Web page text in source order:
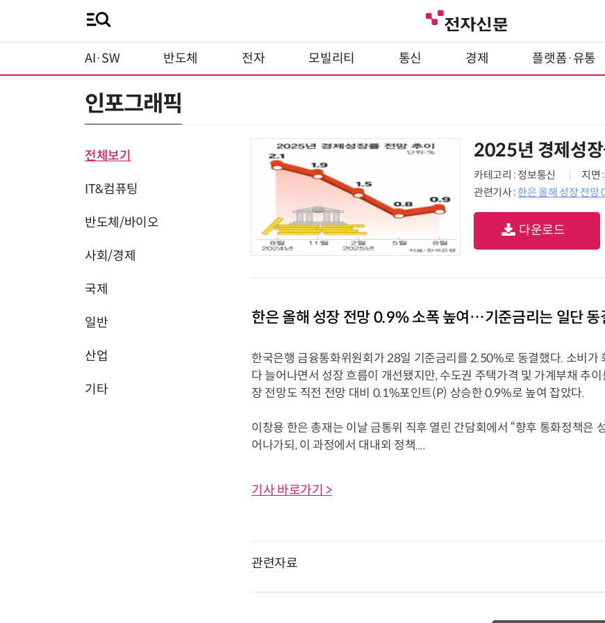
AI·SW 반도체 전자 모빌리티 통신 경제 플랫폼·유통
인포그래픽
전체보기
IT&컴퓨팅
반도체/바이오
사회/경제
국제
일반
산업
기타
2025년 경제성장
카테고리 : 정보통신 지면
관련기사 : 한은 올해 성장 전
다운로드
한은 올해 성장 전망 0.9% 소폭 높여…기준금리는 일단 동
한국은행 금융통화위원회가 28일 기준금리를 2.50%로 동결했다. 소비
다 늘어나면서 성장 흐름이 개선됐지만, 수도권 주택가격 및 가계부채 추
장 전망도 직전 전망 대비 0.1%포인트(P) 상승한 0.9%로 높여 잡았다.
이창용 한은 총재는 이날 금통위 직후 열린 간담회에서 “향후 통화정책은
어나가되, 이 과정에서 대내외 정책....
기사 바로가기 >
관련자료